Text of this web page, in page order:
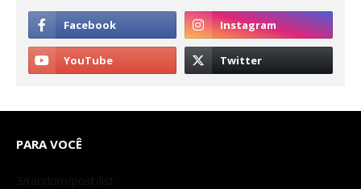
PARA VOCÊ
3/random/post-list